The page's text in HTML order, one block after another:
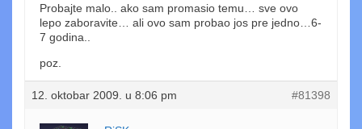
Probajte malo.. ako sam promasio temu… sve ovo
lepo zaboravite… ali ovo sam probao jos pre jedno…6-
7 godina..
poz.
12. oktobar 2009. u 8:06 pm #81398